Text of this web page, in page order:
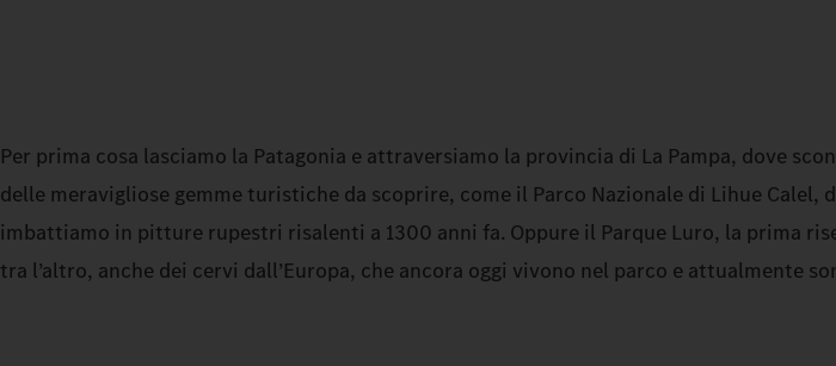
Per prima cosa lasciamo la Patagonia e attraversiamo la provincia di La Pampa, dove
delle meravigliose gemme turistiche da scoprire, come il Parco Nazionale di Lihue
imbattiamo in pitture rupestri risalenti a 1300 anni fa. Oppure il Parque Luro, la prima
tra l’altro, anche dei cervi dall’Europa, che ancora oggi vivono nel parco e attualmente